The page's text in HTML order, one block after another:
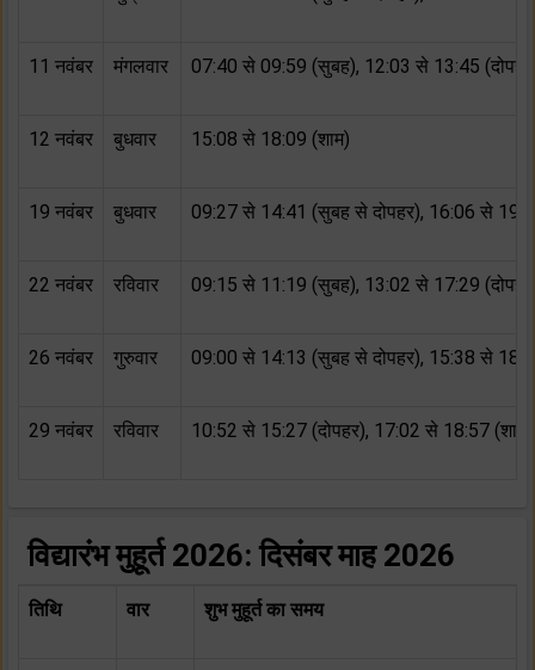
11 नवंबर मंगलवार 07:40 से 09:59 (सुबह), 12:03 से 13:45
12 नवंबर बुधवार 15:08 से 18:09 (शाम)
19 नवंबर बुधवार 09:27 से 14:41 (सुबह से दोपहर), 16:06 से
22 नवंबर रविवार 09:15 से 11:19 (सुबह), 13:02 से 17:29
26 नवंबर गुरुवार 09:00 से 14:13 (सुबह से दोपहर), 15:38 से
29 नवंबर रविवार 10:52 से 15:27 (दोपहर), 17:02 से 18:57 (शाम)
विद्यारंभ मुहूर्त 2026: दिसंबर माह 2026
तिथि वार शुभ मुहूर्त का समय